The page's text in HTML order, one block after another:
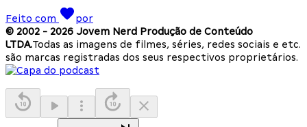
Feito com
por
© 2002 - 2026 Jovem Nerd Produção de Conteúdo
LTDA.Todas as imagens de filmes, séries, redes sociais e etc.
são marcas registradas dos seus respectivos proprietários.